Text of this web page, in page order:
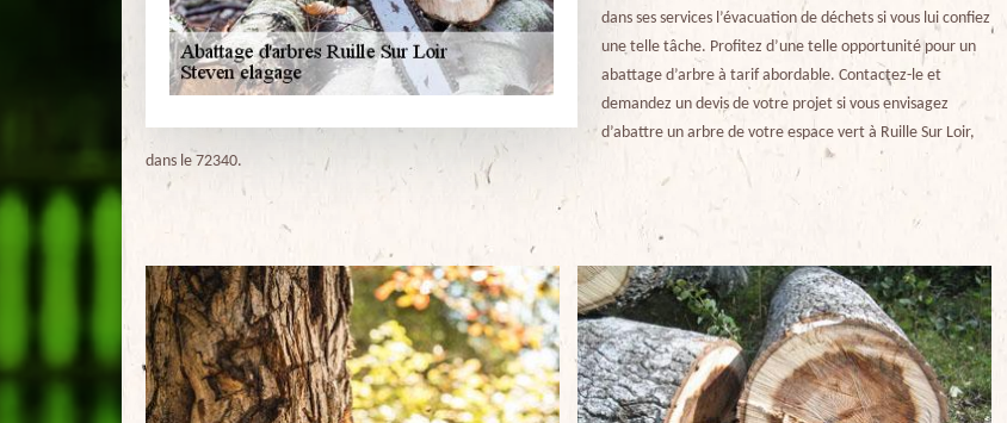
dans ses services l’évacuation de déchets si vous lui confiez
une telle tâche. Profitez d’une telle opportunité pour un
abattage d’arbre à tarif abordable. Contactez-le et
demandez un devis de votre projet si vous envisagez
d’abattre un arbre de votre espace vert à Ruille Sur Loir,
dans le 72340.